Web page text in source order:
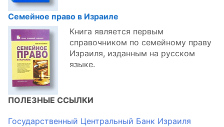
Семейное право в Израиле
Книга является первым
справочником по семейному праву
Израиля, изданным на русском
языке.
ПОЛЕЗНЫЕ ССЫЛКИ
Государственный Центральный Банк Израиля